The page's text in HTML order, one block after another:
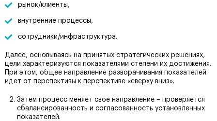
рынок/клиенты,
внутренние процессы,
сотрудники/инфраструктура.
Далее, основываясь на принятых стратегических решениях,
цели характеризуются показателями степени их достижения.
При этом, общее направление разворачивания показателей
идет от перспективы к перспективе «сверху вниз».
Затем процесс меняет свое направление – проверяется
сбалансированность и согласованность установленных
показателей.